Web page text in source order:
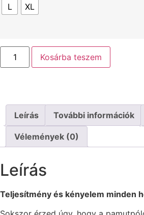
L XL
Kosárba teszem
Leírás További információk
Vélemények (0)
Leírás
Teljesítmény és kényelem minden